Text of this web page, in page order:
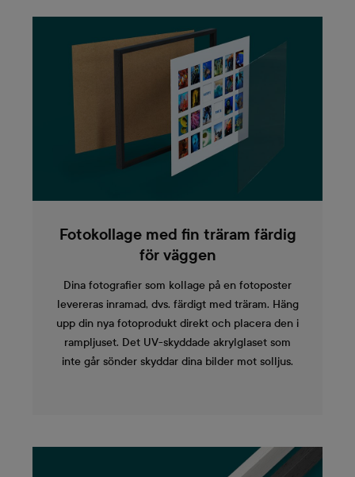
Fotokollage med fin träram färdig
för väggen
Dina fotografier som kollage på en fotoposter
levereras inramad, dvs. färdigt med träram. Häng
upp din nya fotoprodukt direkt och placera den i
rampljuset. Det UV-skyddade akrylglaset som
inte går sönder skyddar dina bilder mot solljus.